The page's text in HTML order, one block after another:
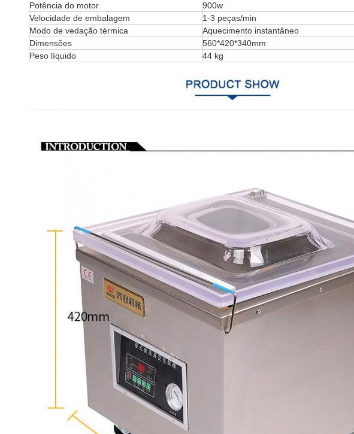
Potência do motor
900w
Velocidade de embalagem
1-3 peças/min
Modo de vedação térmica
Aquecimento instantâneo
Dimensões
560*420*340mm
Peso líquido
44 kg